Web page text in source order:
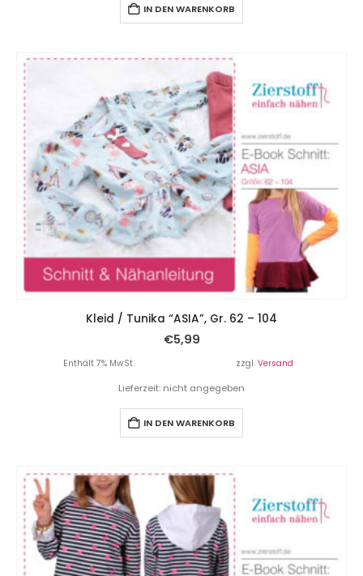
IN DEN WARENKORB
Kleid / Tunika “ASIA”, Gr. 62 – 104
€5,99
Enthält 7% MwSt. zzgl. Versand
Lieferzeit: nicht angegeben
IN DEN WARENKORB